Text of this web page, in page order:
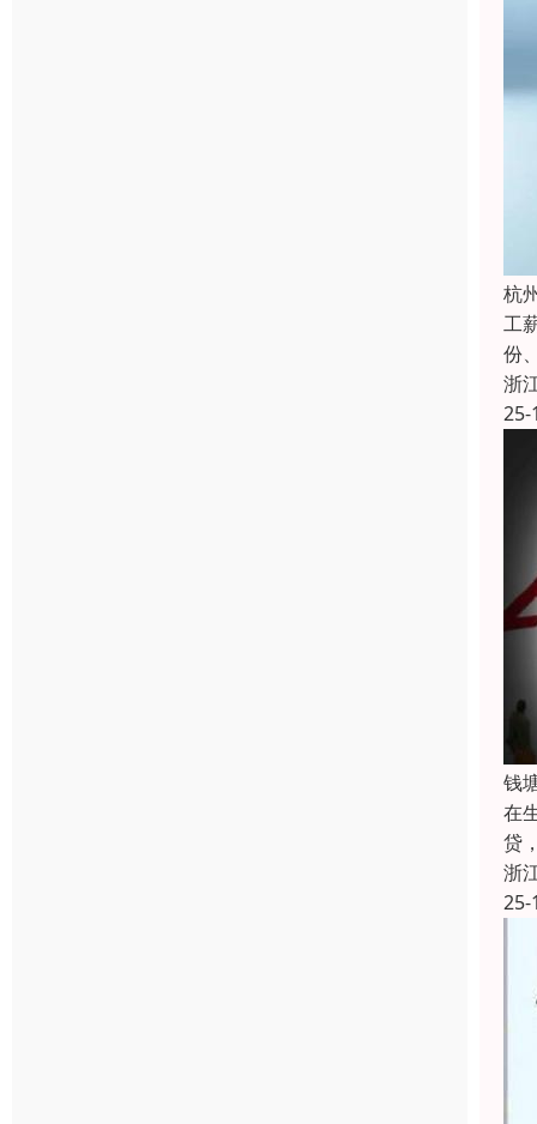
杭
工
份
浙
25-
钱
在
贷
浙
25-